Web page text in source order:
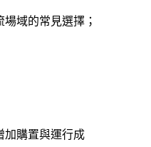
域的常見選擇；
加購置與運行成